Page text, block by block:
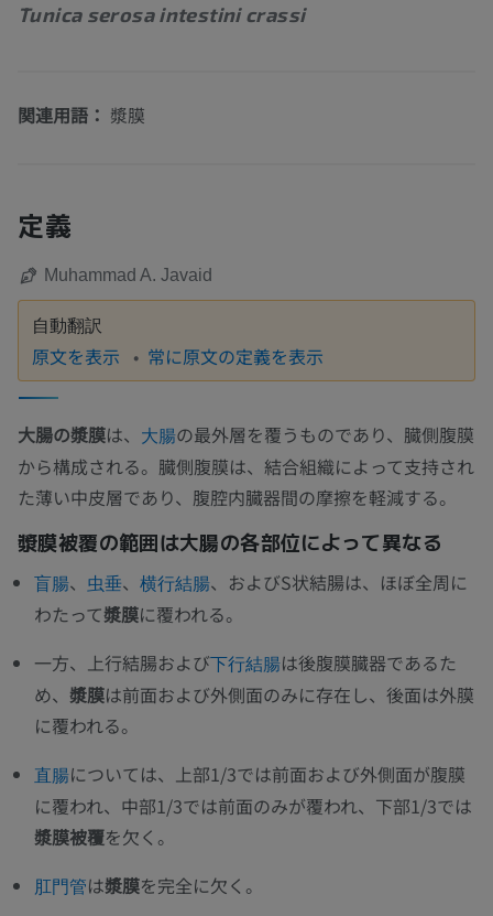
Tunica serosa intestini crassi
関連用語： 漿膜
定義
Muhammad A. Javaid
自動翻訳
原文を表示 常に原文の定義を表示
大腸の漿膜は、 大腸の最外層を覆うものであり、臓側腹膜
から構成される。臓側腹膜は、結合組織によって支持され
た薄い中皮層であり、腹腔内臓器間の摩擦を軽減する。
漿膜被覆の範囲は大腸の各部位によって異なる
盲腸、 虫垂、 横行結腸、およびS状結腸は、ほぼ全周に
わたって漿膜に覆われる。
一方、上行結腸および下行結腸は後腹膜臓器であるた
め、 漿膜は前面および外側面のみに存在し、後面は外膜
に覆われる。
直腸については、上部1/3では前面および外側面が腹膜
に覆われ、中部1/3では前面のみが覆われ、下部1/3では
漿膜被覆を欠く。
肛門管は漿膜を完全に欠く。